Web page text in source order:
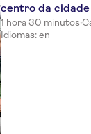
centro da
1 hora 30 minutos·
Idiomas: en